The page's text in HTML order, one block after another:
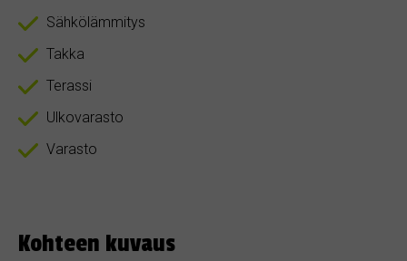
Sähkölämmitys
Takka
Terassi
Ulkovarasto
Varasto
Kohteen kuvaus